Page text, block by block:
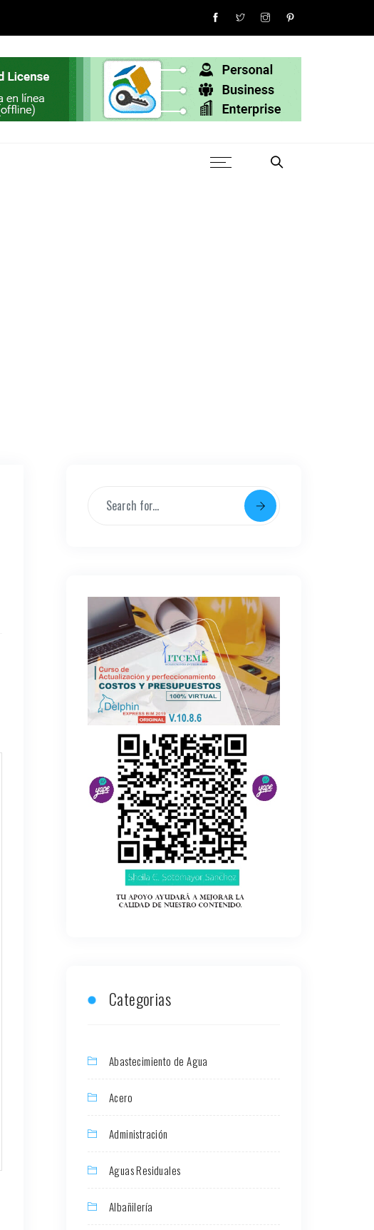
Categorias
Abastecimiento de Agua
Acero
Administración
Aguas Residuales
Albañilería